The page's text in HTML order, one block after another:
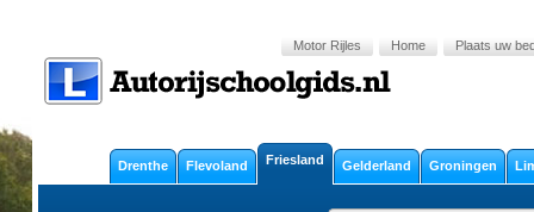
Motor Rijles Home Plaats uw
Drenthe Flevoland Friesland Gelderland Groningen